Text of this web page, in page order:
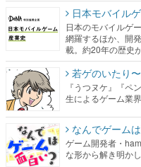
日本モバイル
日本のモバイルゲ
網羅するほか、開
載。約20年の歴史
若ゲのいたり
『うつヌケ』『ペ
生によるゲーム業
なんでゲーム
ゲーム開発者・
な形から解き明か